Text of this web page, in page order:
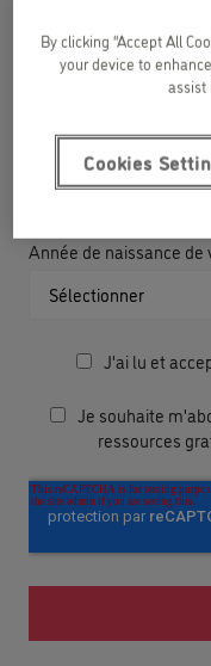
Nom
Numéro de téléphone
Année de naissance
J'ai lu et
Je souhaite
ressources
By clicking “Accept All
your device to
assist
Cookies